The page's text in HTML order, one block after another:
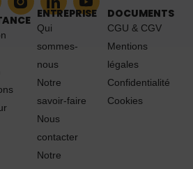
ENTREPRISE
Qui
sommes-
nous
Notre
savoir-faire
Nous
contacter
Notre
DOCUMENTS
CGU & CGV
Mentions
légales
Confidentialité
Cookies